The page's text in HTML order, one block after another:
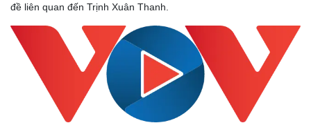
đề liên quan đến Trịnh Xuân Thanh.